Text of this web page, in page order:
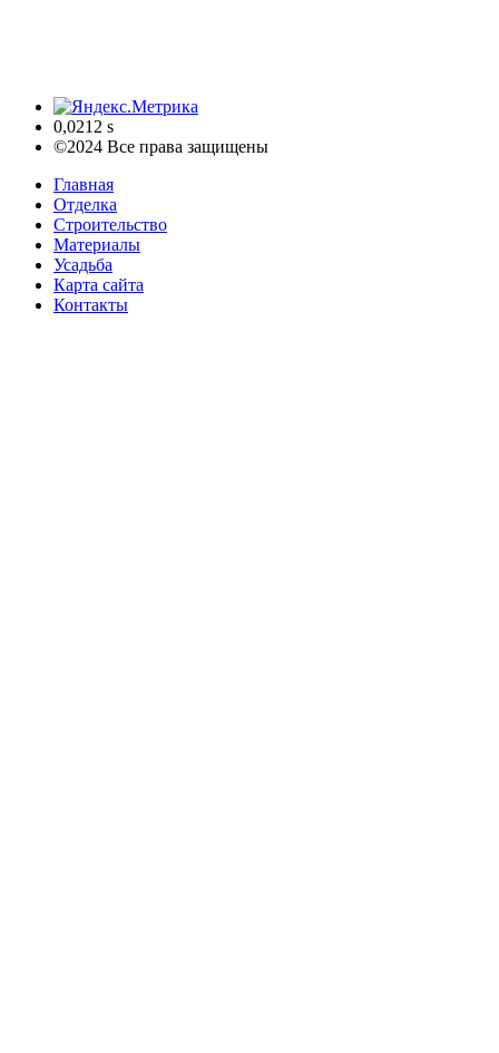
0,0212 s
©2024 Все права защищены
Главная
Отделка
Строительство
Материалы
Усадьба
Карта сайта
Контакты